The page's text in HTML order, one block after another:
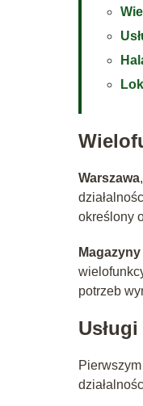
Warszawa
określony
potrzeb